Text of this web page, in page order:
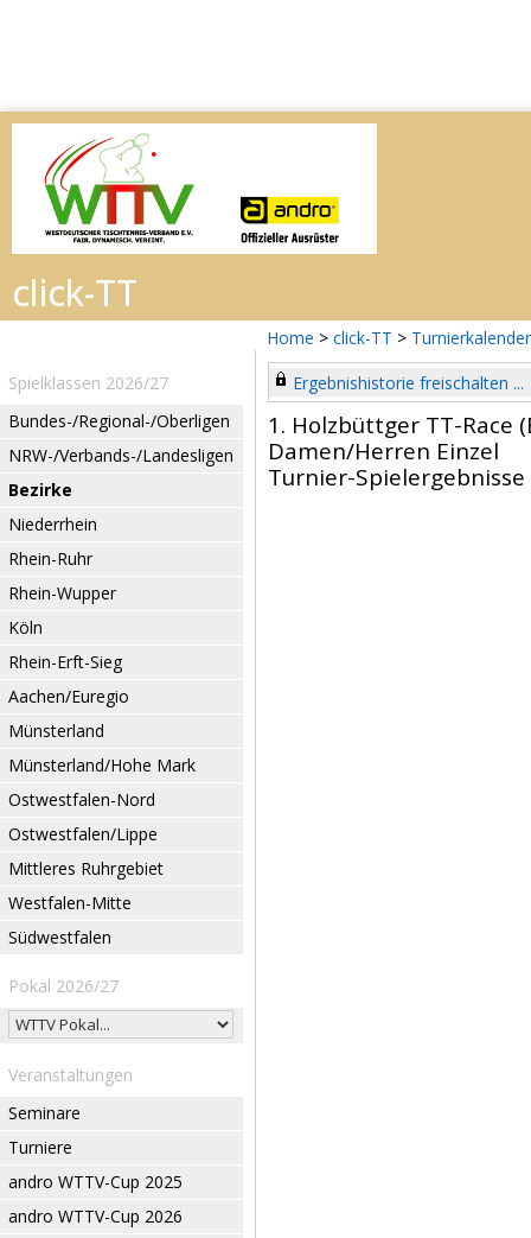
Home > click-TT > Turnierkalender
Spielklassen 2026/27
Bundes-/Regional-/Oberligen
NRW-/Verbands-/Landesligen
Bezirke
Niederrhein
Rhein-Ruhr
Rhein-Wupper
Köln
Rhein-Erft-Sieg
Aachen/Euregio
Münsterland
Münsterland/Hohe Mark
Ostwestfalen-Nord
Ostwestfalen/Lippe
Mittleres Ruhrgebiet
Westfalen-Mitte
Südwestfalen
Pokal 2026/27
Veranstaltungen
Seminare
Turniere
andro WTTV-Cup 2025
andro WTTV-Cup 2026
Ergebnishistorie freischalten ...
1. Holzbüttger TT-Race
Damen/Herren Einzel
Turnier-Spielergebnisse